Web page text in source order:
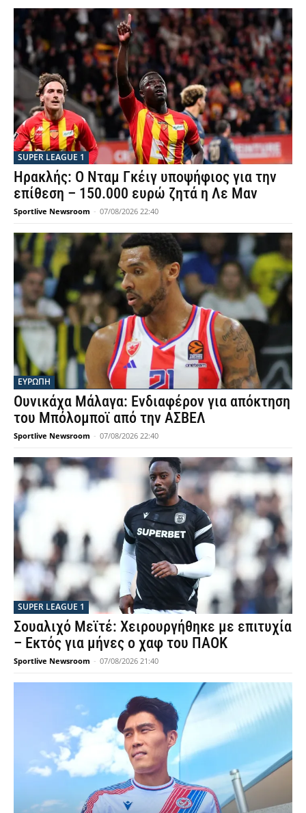
SUPER LEAGUE 1
Ηρακλής: Ο Νταμ Γκέιγ υποψήφιος για την
επίθεση – 150.000 ευρώ ζητά η Λε Μαν
Sportlive Newsroom - 07/08/2026 22:40
ΕΥΡΩΠΗ
Ουνικάχα Μάλαγα: Ενδιαφέρον για απόκτηση
του Μπόλομποϊ από την ΑΣΒΕΛ
Sportlive Newsroom - 07/08/2026 22:40
SUPER LEAGUE 1
Σουαλιχό Μεϊτέ: Χειρουργήθηκε με επιτυχία
– Εκτός για μήνες ο χαφ του ΠΑΟΚ
Sportlive Newsroom - 07/08/2026 21:40